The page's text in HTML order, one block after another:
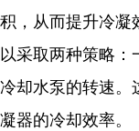
积，从而提升冷凝
以采取两种策略
冷却水泵的转速。
凝器的冷却效率。